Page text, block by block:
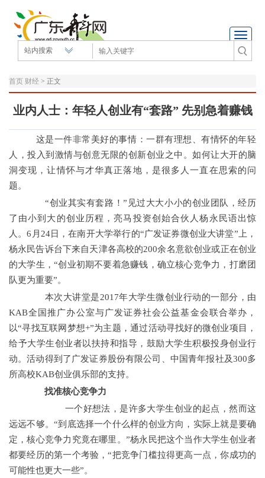
Toggle
首页 财经 > 正文
业内人士：年轻人创业有“套路” 先别急着赚钱
这是一件非常美好的事情：一群有理想、有情怀的年轻
人，投入到激情与创意无限的创新创业之中。如何让大开的脑
洞变现，让情怀与才华真正落地，是很多人一直在思索的问
题。
“创业其实有套路！”见过大大小小的创业团队，经历
了由小到大的创业历程，亮马投资创始合伙人杨永民语出惊
人。6月24日，在南开大学举行的“广发证券微创业大讲堂”上，
杨永民告诉台下来自天津各高校的200余名意欲创业或正在创业
的大学生，“创业初期不要着急赚钱，确立核心竞争力，打磨团
队更为重要”。
本次大讲堂是2017年大学生微创业行动的一部分，由
KAB全国推广办公室与广发证券社会公益基金会联合举办，
以“寻找互联网梦想+”为主题，通过活动寻找好的微创业项目，
给予大学生创业者以扶持和指导，鼓励大学生积极投身创业行
动。活动得到了广发证券股份有限公司、中国青年报社及300多
所高校KAB创业俱乐部的支持。
找准核心竞争力
一个好想法，是许多大学生创业的起点，然而这
远远不够。“到底选择一个什么样的创业方向，实际上就是要确
定，核心竞争力究竟在哪里。”杨永民把这个当作大学生创业者
都要经历的第一个考验，“把竞争门槛拉得更高一点，你成功的
可能性也更大一些”。